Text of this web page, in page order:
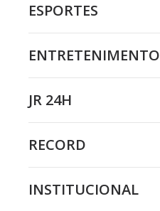
ESPORTES
ENTRETENIMENTO
JR 24H
RECORD
INSTITUCIONAL